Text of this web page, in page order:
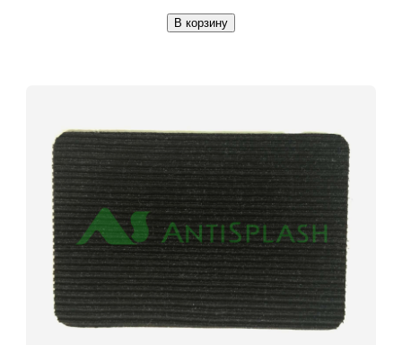
В корзину